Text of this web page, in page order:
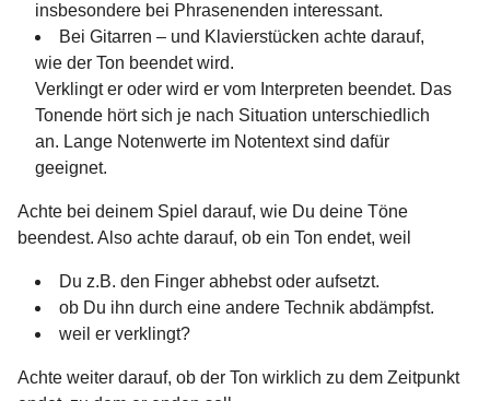
insbesondere bei Phrasenenden interessant.
Bei Gitarren – und Klavierstücken achte darauf,
wie der Ton beendet wird.
Verklingt er oder wird er vom Interpreten beendet. Das
Tonende hört sich je nach Situation unterschiedlich
an. Lange Notenwerte im Notentext sind dafür
geeignet.
Achte bei deinem Spiel darauf, wie Du deine Töne
beendest. Also achte darauf, ob ein Ton endet, weil
Du z.B. den Finger abhebst oder aufsetzt.
ob Du ihn durch eine andere Technik abdämpfst.
weil er verklingt?
Achte weiter darauf, ob der Ton wirklich zu dem Zeitpunkt